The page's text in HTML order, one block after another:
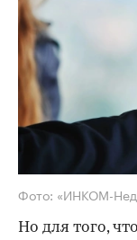
Фото: «ИНКОМ-
Но для того,